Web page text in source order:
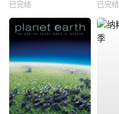
已完结 已完结